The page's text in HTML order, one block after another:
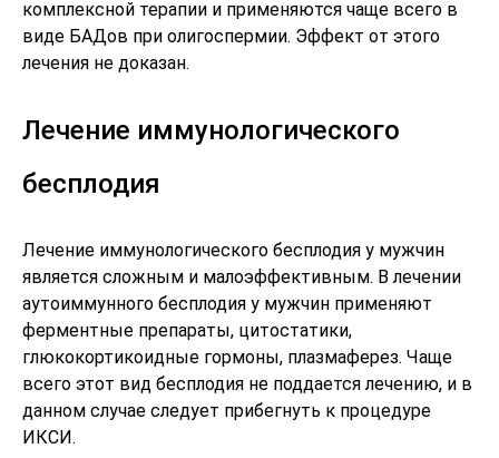
комплексной терапии и применяются чаще всего в
виде БАДов при олигоспермии. Эффект от этого
лечения не доказан.
Лечение иммунологического
бесплодия
Лечение иммунологического бесплодия у мужчин
является сложным и малоэффективным. В лечении
аутоиммунного бесплодия у мужчин применяют
ферментные препараты, цитостатики,
глюкокортикоидные гормоны, плазмаферез. Чаще
всего этот вид бесплодия не поддается лечению, и в
данном случае следует прибегнуть к процедуре
ИКСИ.